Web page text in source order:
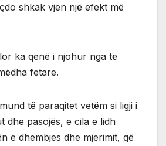
shkak vjen një efekt më
ka qenë i njohur nga të
fetare.
të paraqitet vetëm si ligji i
dhe pasojës, e cila e lidh
e dhembjes dhe mjerimit, që